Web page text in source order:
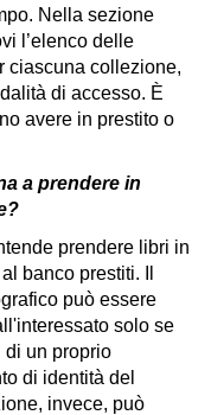
Nella sezione
l’elenco delle
ciascuna collezione,
di accesso. È
avere in prestito o
a prendere in
prendere libri in
banco prestiti. Il
può essere
solo se
di un proprio
di identità del
invece, può